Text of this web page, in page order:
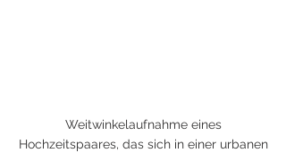
Weitwinkelaufnahme eines
Hochzeitspaares, das sich in einer urbanen